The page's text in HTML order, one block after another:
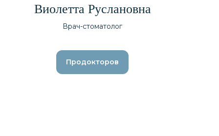
Виолетта Руслановна
Врач-стоматолог
Продокторов